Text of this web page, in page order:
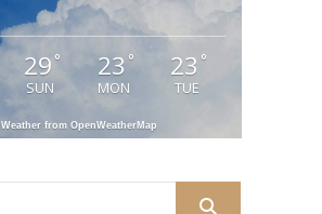
29 °
SUN
23°
MON
23 °
TUE
Weather from OpenWeatherMap